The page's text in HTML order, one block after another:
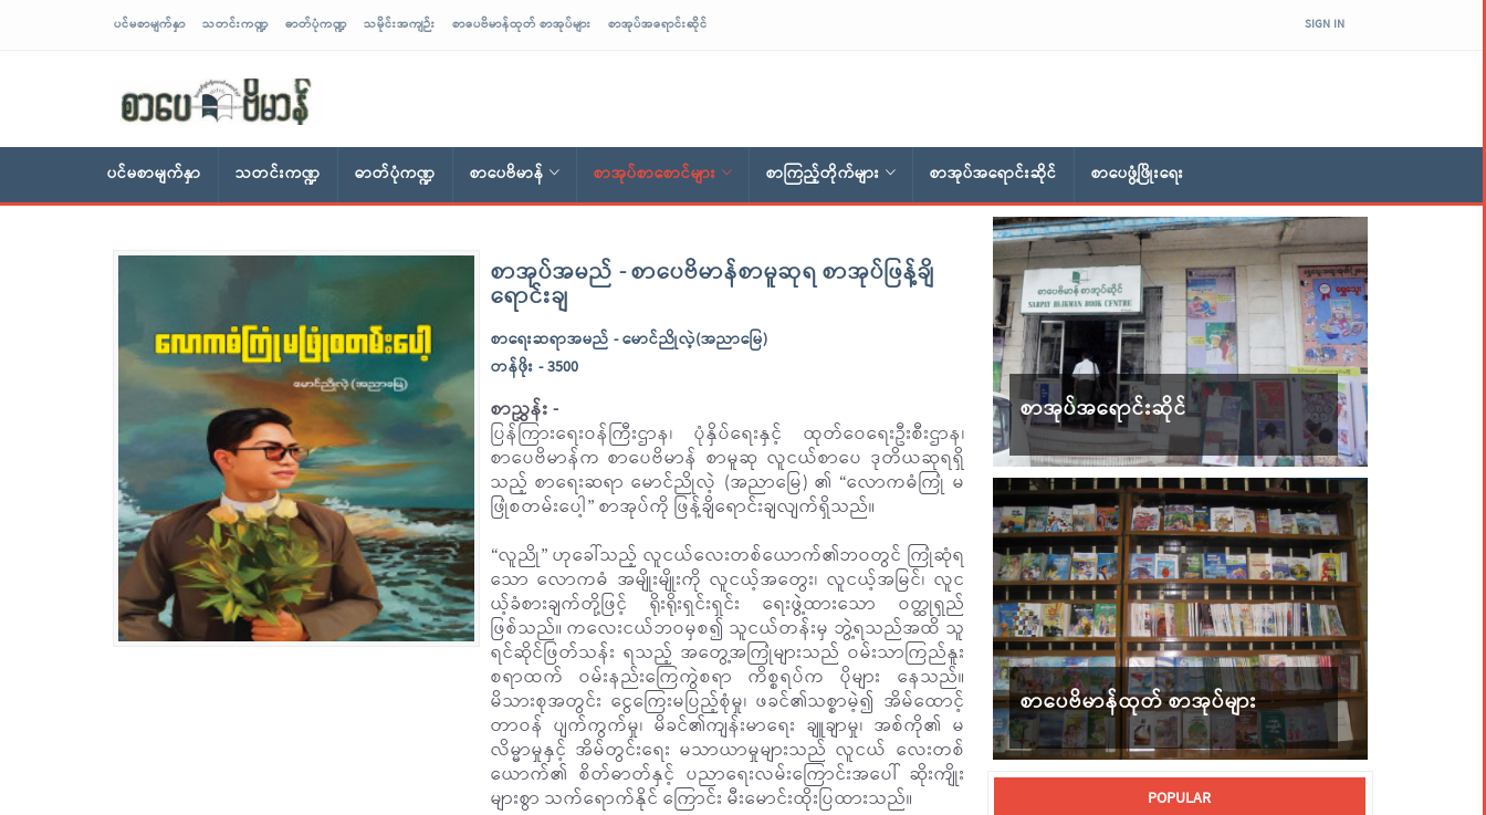
ပင်မစာမျက်နှာ သတင်းကဏ္ဍ ဓာတ်ပုံကဏ္ဍ သမိုင်းအကျဉ်း စာပေဗိမာန်ထုတ် စာအုပ်များ စာအုပ်အရောင်းဆိုင် SIGN IN
ပင်မစာမျက်နှာ သတင်းကဏ္ဍ ဓာတ်ပုံကဏ္ဍ စာပေဗိမာန် စာအုပ်စာစောင်များ စာကြည့်တိုက်များ စာအုပ်အရောင်းဆိုင် စာပေဖွံ့ဖြိုးရေး
စာအုပ်အမည် - စာပေဗိမာန်စာမူဆုရ စာအုပ်ဖြန့်ချိ
ရောင်းချ
စာရေးဆရာအမည် - မောင်ညိုလဲ့(အညာမြေ)
တန်ဖိုး - 3500
စာညွှန်း -
ပြန်ကြားရေးဝန်ကြီးဌာန၊ ပုံနှိပ်ရေးနှင့် ထုတ်ဝေရေးဦးစီးဌာန၊
စာပေဗိမာန်က စာပေဗိမာန် စာမူဆု လူငယ်စာပေ ဒုတိယဆုရရှိ
သည့် စာရေးဆရာ မောင်ညိုလဲ့ (အညာမြေ) ၏ “လောကဓံကြုံ မ
ဖြုံစတမ်းပေါ့” စာအုပ်ကို ဖြန့်ချိရောင်းချလျက်ရှိသည်။
“လူညို” ဟုခေါ်သည့် လူငယ်လေးတစ်ယောက်၏ဘဝတွင် ကြုံဆုံရ
သော လောကဓံ အမျိုးမျိုးကို လူငယ့်အတွေး၊ လူငယ့်အမြင်၊ လူင
ယ့်ခံစားချက်တို့ဖြင့် ရိုးရိုးရှင်းရှင်း ရေးဖွဲ့ထားသော ဝတ္ထုရှည်
ဖြစ်သည်။ ကလေးငယ်ဘဝမှစ၍ သူငယ်တန်းမှ ဘွဲ့ရသည်အထိ သူ
ရင်ဆိုင်ဖြတ်သန်း ရသည့် အတွေ့အကြုံများသည် ဝမ်းသာကြည်နူး
စရာထက် ဝမ်းနည်းကြေကွဲစရာ ကိစ္စရပ်က ပိုများ နေသည်။
မိသားစုအတွင်း ငွေကြေးမပြည့်စုံမှု၊ ဖခင်၏သစ္စာမဲ့၍ အိမ်ထောင့်
တာဝန် ပျက်ကွက်မှု၊ မိခင်၏ကျန်းမာရေး ချူချာမှု၊ အစ်ကို၏ မ
လိမ္မာမှုနှင့် အိမ်တွင်းရေး မသာယာမှုများသည် လူငယ် လေးတစ်
ယောက်၏ စိတ်ဓာတ်နှင့် ပညာရေးလမ်းကြောင်းအပေါ် ဆိုးကျိုး
များစွာ သက်ရောက်နိုင် ကြောင်း မီးမောင်းထိုးပြထားသည်။
စာအုပ်အရောင်းဆိုင်
စာပေဗိမာန်ထုတ် စာအုပ်များ
POPULAR